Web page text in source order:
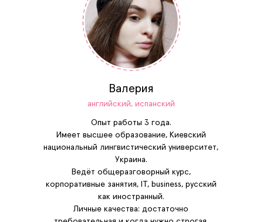
Опыт работы 3 года.
Имеет высшее образование, Киевский
национальный лингвистический университет,
Украина.
Ведёт общеразговорный курс,
корпоративные занятия, IT, business, русский
как иностранный.
Личные качества: достаточно
Валерия
английский, испанский